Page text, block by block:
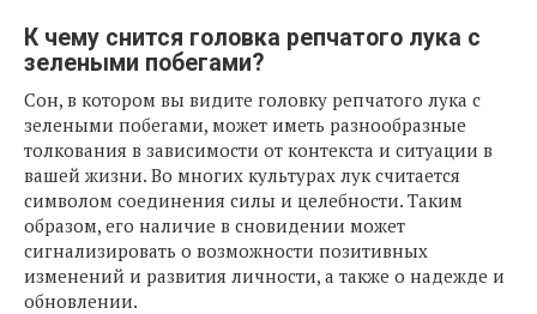
К чему снится головка репчатого лука с
зелеными побегами?
Сон, в котором вы видите головку репчатого лука с
зелеными побегами, может иметь разнообразные
толкования в зависимости от контекста и ситуации в
вашей жизни. Во многих культурах лук считается
символом соединения силы и целебности. Таким
образом, его наличие в сновидении может
сигнализировать о возможности позитивных
изменений и развития личности, а также о надежде и
обновлении.